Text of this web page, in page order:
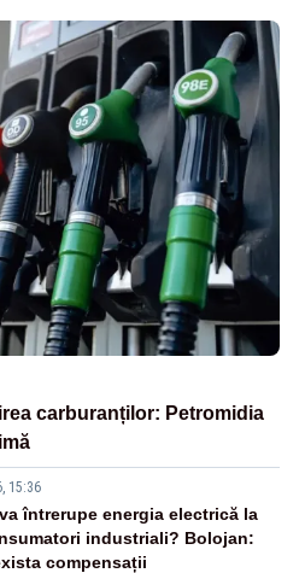
carburanților: Petromidia
15:36
întrerupe energia electrică la
industriali? Bolojan:
compensații